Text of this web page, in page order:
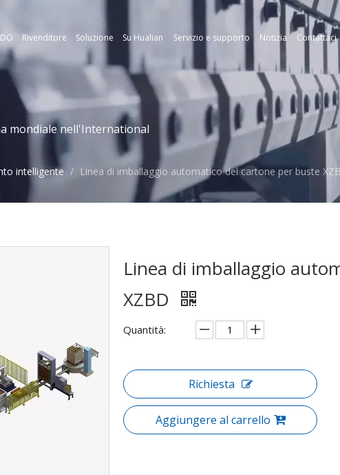
Rivenditore Soluzione Su Hualian Servizio e supporto Notizia Contattaci
mondiale nell'International
intelligente / Linea di imballaggio automatico del cartone per buste
Linea di imballaggio
XZBD
Quantità:
Richiesta
Aggiungere al carrello